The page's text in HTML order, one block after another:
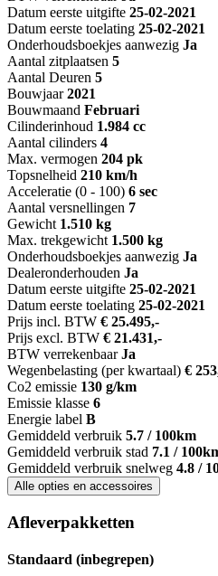
Datum eerste uitgifte 25-02-2021
Datum eerste toelating 25-02-2021
Onderhoudsboekjes aanwezig Ja
Aantal zitplaatsen 5
Aantal Deuren 5
Bouwjaar 2021
Bouwmaand Februari
Cilinderinhoud 1.984 cc
Aantal cilinders 4
Max. vermogen 204 pk
Topsnelheid 210 km/h
Acceleratie (0 - 100) 6 sec
Aantal versnellingen 7
Gewicht 1.510 kg
Max. trekgewicht 1.500 kg
Onderhoudsboekjes aanwezig Ja
Dealeronderhouden Ja
Datum eerste uitgifte 25-02-2021
Datum eerste toelating 25-02-2021
Prijs incl. BTW € 25.495,-
Prijs excl. BTW € 21.431,-
BTW verrekenbaar Ja
Wegenbelasting (per kwartaal) €
Co2 emissie 130 g/km
Emissie klasse 6
Energie label B
Gemiddeld verbruik 5.7 / 100km
Gemiddeld verbruik stad 7.1 /
Gemiddeld verbruik snelweg 4.8 /
Alle opties en accessoires
Afleverpakketten
Standaard (inbegrepen)